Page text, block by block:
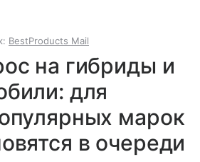
BestProducts Mail
на гибриды и
для
марок
в очереди